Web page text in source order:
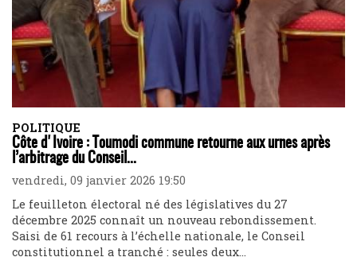
POLITIQUE
Côte d'Ivoire : Toumodi commune retourne aux urnes après
l’arbitrage du Conseil...
vendredi, 09 janvier 2026 19:50
Le feuilleton électoral né des législatives du 27
décembre 2025 connaît un nouveau rebondissement.
Saisi de 61 recours à l’échelle nationale, le Conseil
constitutionnel a tranché : seules deux...